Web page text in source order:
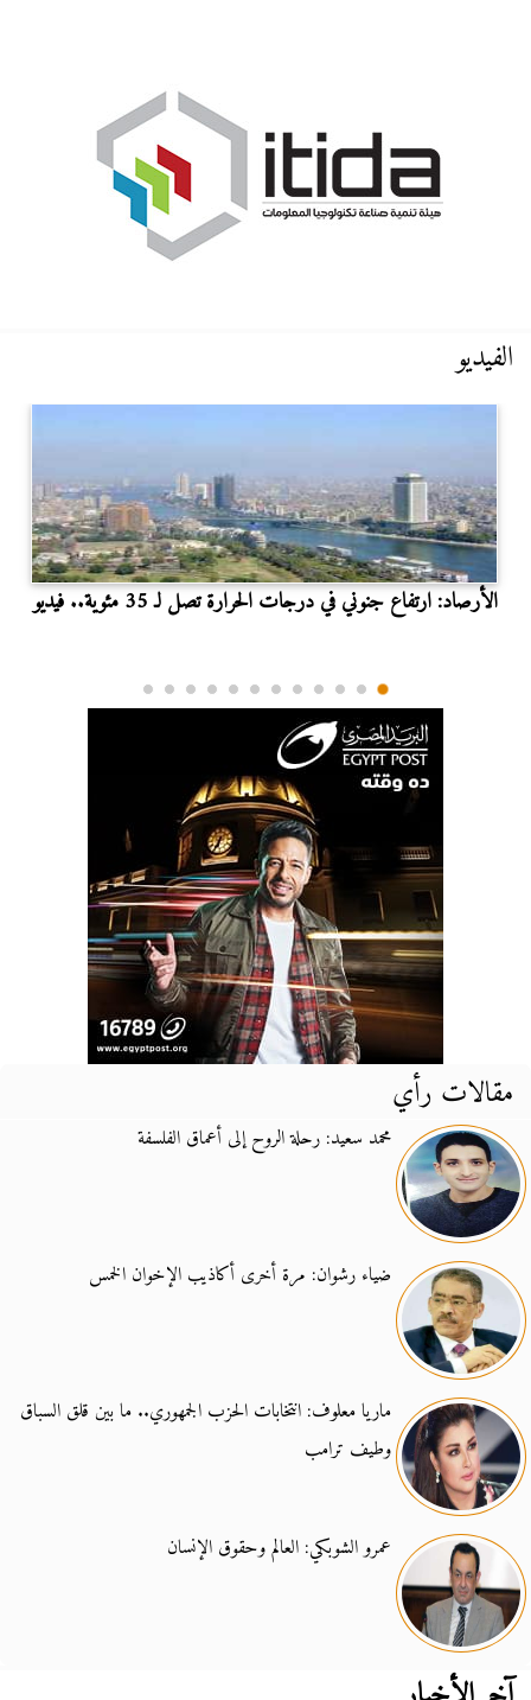
الفيديو
الأرصاد: ارتفاع جنوني في درجات الحرارة تصل لـ 35 مئوية.. فيديو
مقالات رأي
محمد سعيد: رحلة الروح إلى أعماق الفلسفة
ضياء رشوان: مرة أخرى أكاذيب الإخوان الخمس
ماريا معلوف: انتخابات الحزب الجمهوري.. ما بين قلق السباق
وطيف ترامب
عمرو الشوبكي: العالم وحقوق الإنسان